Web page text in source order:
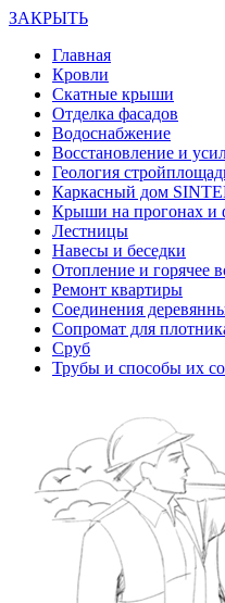
ЗАКРЫТЬ
Главная
Кровли
Скатные крыши
Отделка фасадов
Водоснабжение
Восстановление и
Геология
Каркасный дом
Крыши на прогонах и
Лестницы
Навесы и беседки
Отопление и горячее
Ремонт квартиры
Соединения
Сопромат для
Сруб
Трубы и способы их